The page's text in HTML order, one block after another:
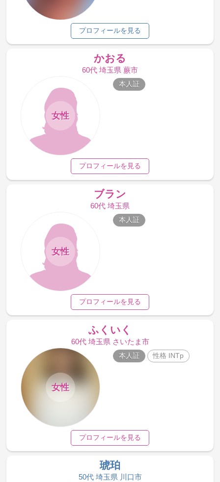
プロフィールを見る
かおる
60代 埼玉県 蕨市
女性
本人証
プロフィールを見る
ブラン
60代 埼玉県
女性
本人証
プロフィールを見る
ふくいく
60代 埼玉県 さいたま市
女性
本人証 性格 INTp
プロフィールを見る
琥珀
50代 埼玉県 川口市